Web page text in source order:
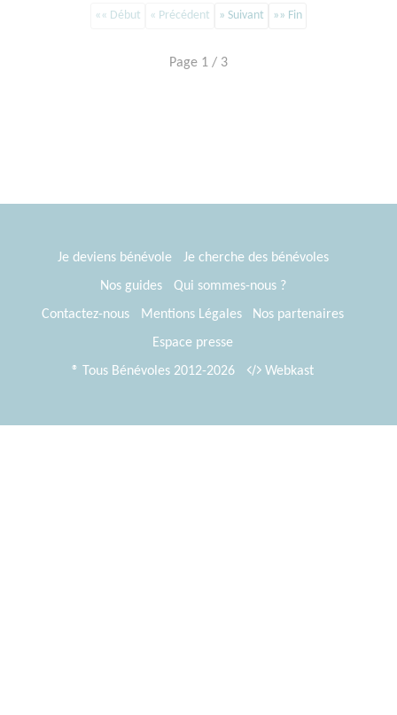
«« Début « Précédent » Suivant »» Fin
Page 1 / 3
Je deviens bénévole
Je cherche des bénévoles
Nos guides
Qui sommes-nous ?
Contactez-nous
Mentions Légales
Nos partenaires
Espace presse
® Tous Bénévoles 2012-2026
Webkast